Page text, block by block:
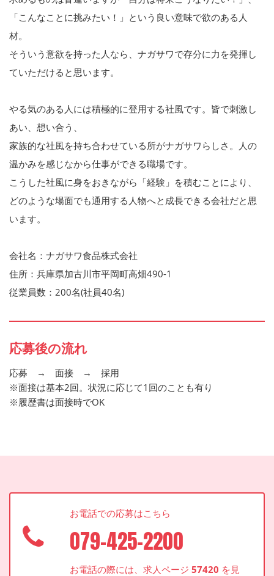
「こんなことに挑みたい！」という良い意味で欲のある人
材。
そういう意欲を持った人なら、ナガサワで存分に力を発揮し
ていただけると思います。
やる気のある人には積極的に登用する社風です。皆で刺激し
あい、想い合う、
家族的な社風を持ち合わせている所がナガサワらしさ。人の
温かみを感じなから仕事ができる職場です。
こうした社風に身をおきながら「経験」を積むことにより、
どのような場面でも通用する人物へと成長できる会社だと思
います。
会社名：ナガサワ食品株式会社
住所：兵庫県加古川市平岡町高畑490-1
従業員数：200名(社員40名)
応募後の流れ
応募 → 面接 → 採用
※面接は基本2回。状況に応じて1回のことも有り
※履歴書は面接時でOK
お電話での応募はこちら
079-425-2200
お電話の際には、求人ページ57420 を見